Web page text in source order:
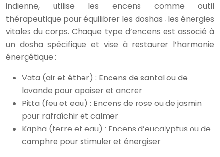
indienne, utilise les encens comme outil
thérapeutique pour équilibrer les doshas , les énergies
vitales du corps. Chaque type d’encens est associé à
un dosha spécifique et vise à restaurer l’harmonie
énergétique :
Vata (air et éther) : Encens de santal ou de
lavande pour apaiser et ancrer
Pitta (feu et eau) : Encens de rose ou de jasmin
pour rafraîchir et calmer
Kapha (terre et eau) : Encens d’eucalyptus ou de
camphre pour stimuler et énergiser